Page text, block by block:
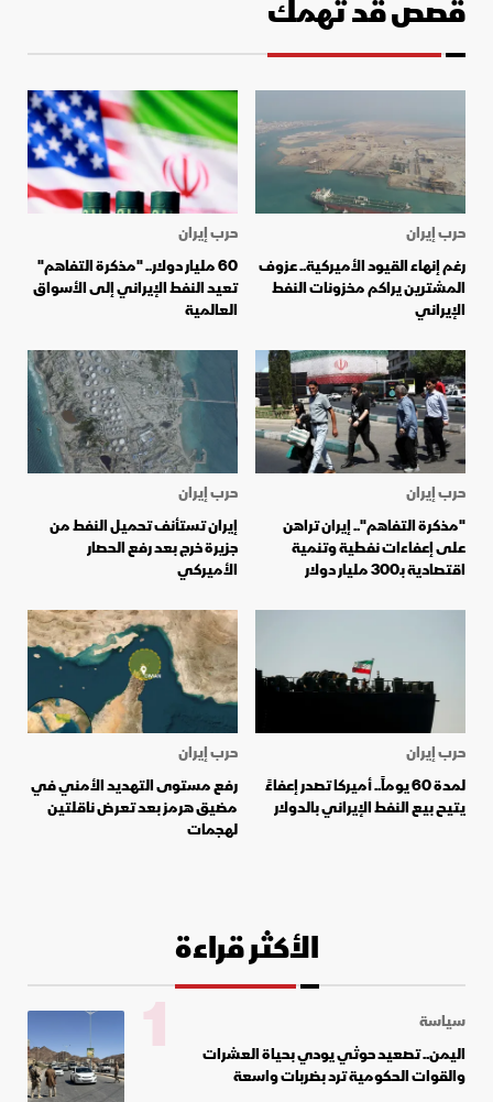
قصص قد تهمك
حرب إيران
رغم إنهاء القيود الأميركية.. عزوف
المشترين يراكم مخزونات النفط
الإيراني
حرب إيران
60 مليار دولار.. "مذكرة التفاهم"
تعيد النفط الإيراني إلى الأسواق
العالمية
حرب إيران
"مذكرة التفاهم".. إيران تراهن
على إعفاءات نفطية وتنمية
اقتصادية بـ300 مليار دولار
حرب إيران
إيران تستأنف تحميل النفط من
جزيرة خرج بعد رفع الحصار
الأميركي
حرب إيران
لمدة 60 يوماً.. أميركا تصدر إعفاءً
يتيح بيع النفط الإيراني بالدولار
حرب إيران
رفع مستوى التهديد الأمني ​​في
مضيق هرمز بعد تعرض ناقلتين
لهجمات
الأكثر قراءة
سياسة
اليمن.. تصعيد حوثي يودي بحياة العشرات
والقوات الحكومية ترد بضربات واسعة
1